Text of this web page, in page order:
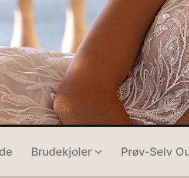
Brudekjoler Prøv-Selv